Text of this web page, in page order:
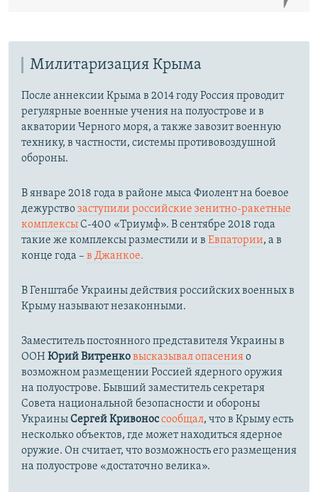
Милитаризация Крыма
После аннексии Крыма в 2014 году Россия проводит
регулярные военные учения на полуострове и в
акватории Черного моря, а также завозит военную
технику, в частности, системы противовоздушной
обороны.
​В январе 2018 года в районе мыса Фиолент на боевое
дежурствозаступили российские зенитно-ракетные
комплексыС-400 «Триумф». В сентябре 2018 года
такие же комплексы разместили и в Евпатории, а в
конце года – в Джанкое.
В Генштабе Украины действия российских военных в
Крыму называют незаконными.
Заместитель постоянного представителя Украины в
ООН Юрий Витренковысказывал опасенияо
возможном размещении Россией ядерного оружия
на полуострове. Бывший заместитель секретаря
Совета национальной безопасности и обороны
УкраиныСергей Кривоноссообщал, что в Крыму есть
несколько объектов, где может находиться ядерное
оружие. Он считает, что возможность его размещения
на полуострове «достаточно велика».